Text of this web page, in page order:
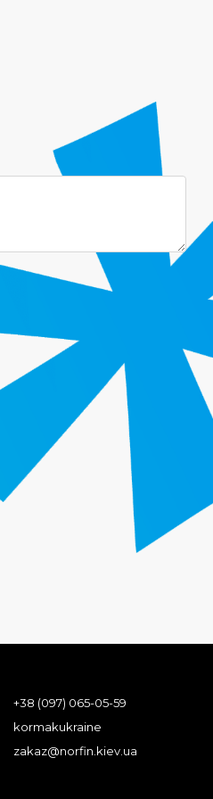
+38 (097) 065-05-59
kormakukraine
zakaz@norfin.kiev.ua